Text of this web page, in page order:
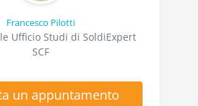
Francesco Pilotti
Ufficio Studi di SoldiExpert
SCF
un appuntamento